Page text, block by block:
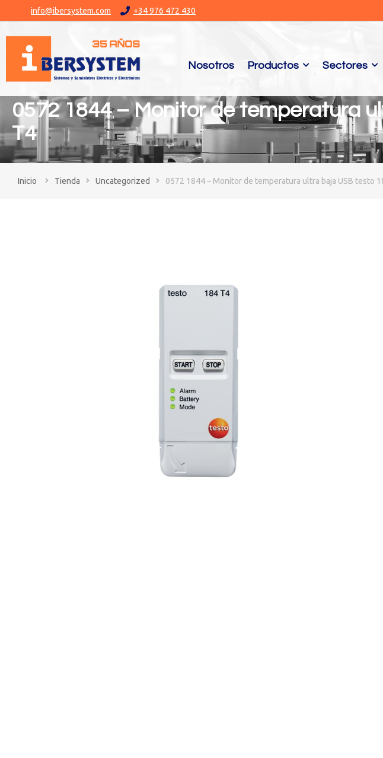
info@ibersystem.com +34 976 472 430
Nosotros Productos Sectores
0572 1844 – Monitor de temperatura
T4
You are here:
Tienda Uncategorized 0572 1844 – Monitor de temperatura ultra baja USB testo